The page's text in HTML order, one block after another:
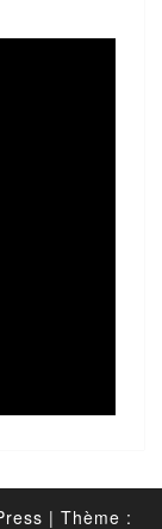
| Thème :